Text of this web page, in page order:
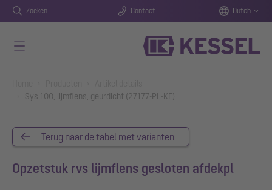
Zoeken Contact Dutch
Sys 100, lijmflens, geurdicht (27177-PL-KF)
Terug naar de tabel met varianten
Opzetstuk rvs lijmflens gesloten afdekpl